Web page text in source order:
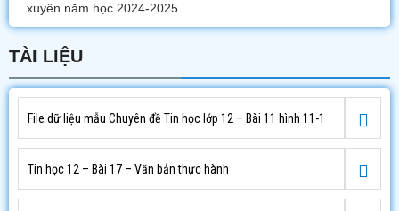
xuyên năm học 2024-2025
TÀI LIỆU
File dữ liệu mẫu Chuyên đề Tin học lớp 12 – Bài 11 hình 11-1
Tin học 12 – Bài 17 – Văn bản thực hành